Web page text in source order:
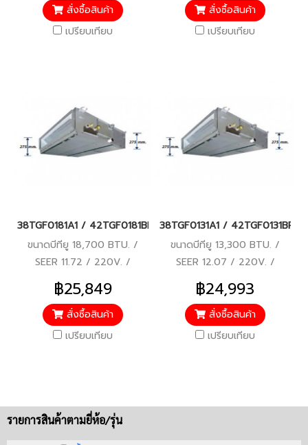
อะไหล่ 1 ปี
สั่งซื้อสินค้า
เปรียบเทียบ
อะไหล่ 1 ปี
สั่งซื้อสินค้า
เปรียบเทียบ
38TGF0181A1 / 42TGF0181BP แอร์แคเรียร์ รุ่นต่อท่อลม/คอยล์เ
ขนาดบีทียู 18,700 BTU. /
SEER 11.72 / 220V. /
ROTARY COMPRESSOR / รับ
ประกันคอมเพรสเซอร์ 5 ปี,
อะไหล่ 1 ปี
฿25,849
สั่งซื้อสินค้า
เปรียบเทียบ
38TGF0131A1 /
ขนาดบีทียู 13,300 BTU. /
SEER 12.07 / 220V. /
ROTARY COMPRESSOR / รับ
ประกันคอมเพรสเซอร์ 5 ปี,
อะไหล่ 1 ปี
฿24,993
สั่งซื้อสินค้า
เปรียบเทียบ
รายการสินค้าตามยี่ห้อ/รุ่น